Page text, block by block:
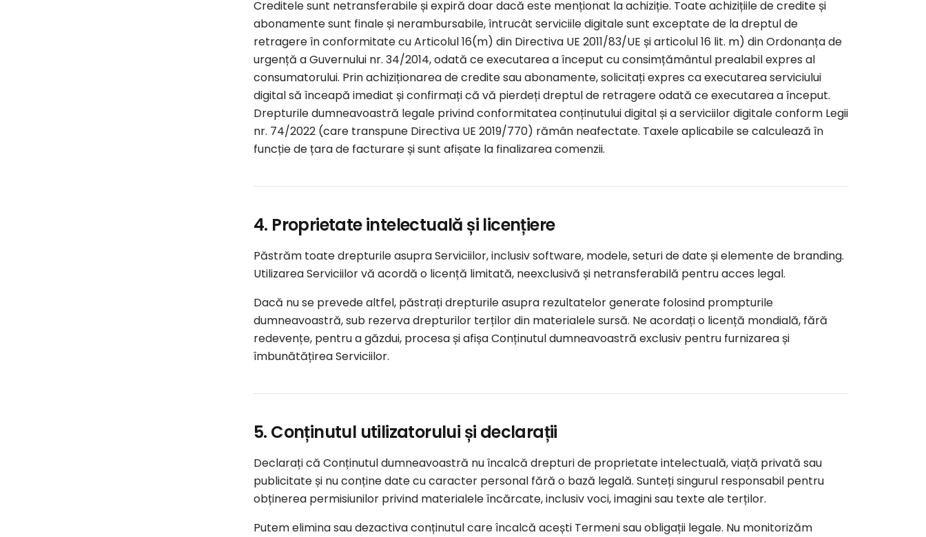
Creditele sunt netransferabile și expiră doar dacă este menționat la achiziție. Toate achizițiile de credite și
abonamente sunt finale și nerambursabile, întrucât serviciile digitale sunt exceptate de la dreptul de
retragere în conformitate cu Articolul 16(m) din Directiva UE 2011/83/UE și articolul 16 lit. m) din Ordonanța de
urgență a Guvernului nr. 34/2014, odată ce executarea a început cu consimțământul prealabil expres al
consumatorului. Prin achiziționarea de credite sau abonamente, solicitați expres ca executarea serviciului
digital să înceapă imediat și confirmați că vă pierdeți dreptul de retragere odată ce executarea a început.
Drepturile dumneavoastră legale privind conformitatea conținutului digital și a serviciilor digitale conform Legii
nr. 74/2022 (care transpune Directiva UE 2019/770) rămân neafectate. Taxele aplicabile se calculează în
funcție de țara de facturare și sunt afișate la finalizarea comenzii.
4. Proprietate intelectuală și licențiere
Păstrăm toate drepturile asupra Serviciilor, inclusiv software, modele, seturi de date și elemente de branding.
Utilizarea Serviciilor vă acordă o licență limitată, neexclusivă și netransferabilă pentru acces legal.
Dacă nu se prevede altfel, păstrați drepturile asupra rezultatelor generate folosind prompturile
dumneavoastră, sub rezerva drepturilor terților din materialele sursă. Ne acordați o licență mondială, fără
redevențe, pentru a găzdui, procesa și afișa Conținutul dumneavoastră exclusiv pentru furnizarea și
îmbunătățirea Serviciilor.
5. Conținutul utilizatorului și declarații
Declarați că Conținutul dumneavoastră nu încalcă drepturi de proprietate intelectuală, viață privată sau
publicitate și nu conține date cu caracter personal fără o bază legală. Sunteți singurul responsabil pentru
obținerea permisiunilor privind materialele încărcate, inclusiv voci, imagini sau texte ale terților.
Putem elimina sau dezactiva conținutul care încalcă acești Termeni sau obligații legale. Nu monitorizăm